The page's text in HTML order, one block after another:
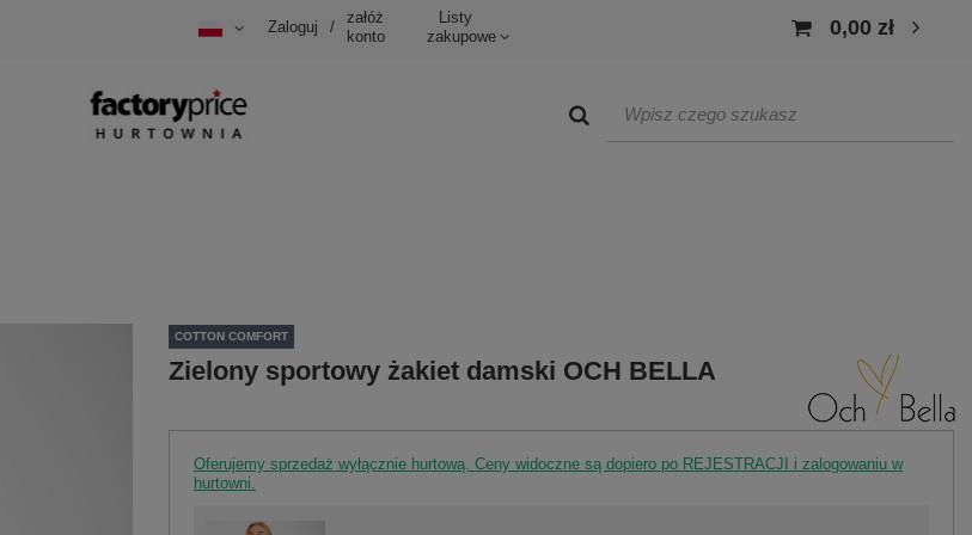
Zaloguj /
załóż
konto
Listy
zakupowe
0,00 zł
COTTON COMFORT
Zielony sportowy żakiet damski OCH BELLA
Oferujemy sprzedaż wyłącznie hurtową. Ceny widoczne są dopiero po REJESTRACJI i zalogowaniu w
hurtowni.